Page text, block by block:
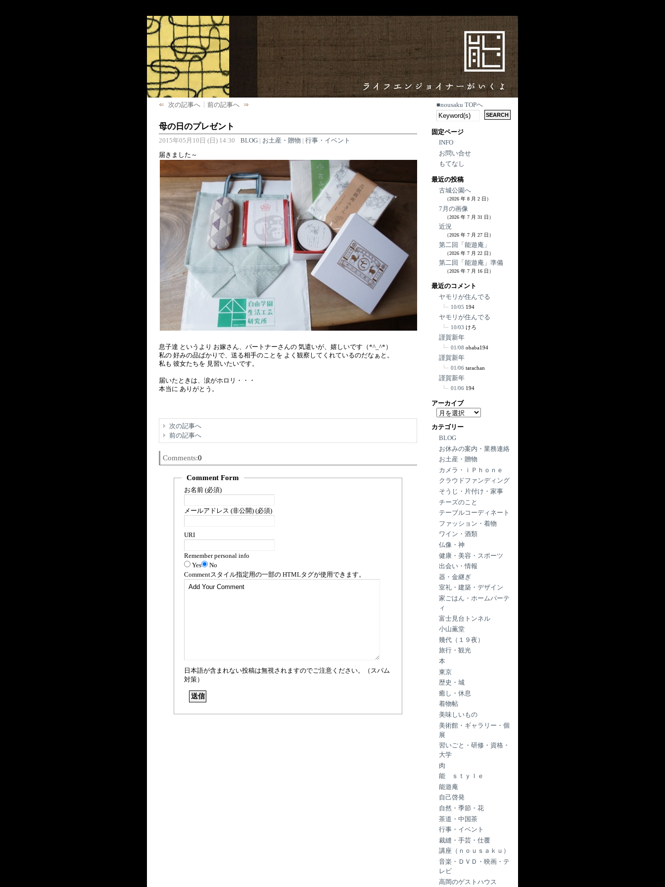
次の記事へ 前の記事へ
母の日のプレゼント
2015年05月10日 (日) 14:30 BLOG| お土産・贈物 | 行事・イベント
届きました～
息子達 というより お嫁さん、パートナーさんの 気遣いが、嬉しいです（*^_^*）
私の 好みの品ばかりで、送る相手のことを よく観察してくれているのだなぁと。
私も 彼女たちを 見習いたいです。
届いたときは、涙がホロリ・・・
本当に ありがとう。
次の記事へ
前の記事へ
Comments:0
Comment Form
お名前 (必須)
メールアドレス (非公開) (必須)
URI
Remember personal info
Yes
No
Commentスタイル指定用の一部の HTMLタグが使用できます。
日本語が含まれない投稿は無視されますのでご注意ください。（スパム
対策）
■nousaku TOPへ
固定ページ
INFO
お問い合せ
もてなし
最近の投稿
古城公園へ
（2026 年 8 月 2 日）
7月の画像
（2026 年 7 月 31 日）
近況
（2026 年 7 月 27 日）
第二回「能遊庵」
（2026 年 7 月 22 日）
第二回「能遊庵」準備
（2026 年 7 月 16 日）
最近のコメント
ヤモリが住んでる
10/05 194
ヤモリが住んでる
10/03 けろ
謹賀新年
01/08 obaba194
謹賀新年
01/06 tarachan
謹賀新年
01/06 194
アーカイブ
ア
カ
イ
ブ
カテゴリー
BLOG
お休みの案内・業務連絡
お土産・贈物
カメラ・ｉＰｈｏｎｅ
クラウドファンディング
そうじ・片付け・家事
チーズのこと
テーブルコーディネート
ファッション・着物
ワイン・酒類
仏像・神
健康・美容・スポーツ
出会い・情報
器・金継ぎ
室礼・建築・デザイン
家ごはん・ホームパーテ
ィ
富士見台トンネル
小山薫堂
幾代（１９夜）
旅行・観光
本
東京
歴史・城
癒し・休息
着物帖
美味しいもの
美術館・ギャラリー・個
展
習いごと・研修・資格・
大学
肉
能 ｓｔｙｌｅ
能遊庵
自己啓発
自然・季節・花
茶道・中国茶
行事・イベント
裁縫・手芸・仕覆
講座（ｎｏｕｓａｋｕ）
音楽・ＤＶＤ・映画・テ
レビ
高岡のゲストハウス